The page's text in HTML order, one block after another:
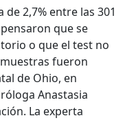
2,7% entre las 301
que se
o que el test no
fueron
de Ohio, en
Anastasia
La experta